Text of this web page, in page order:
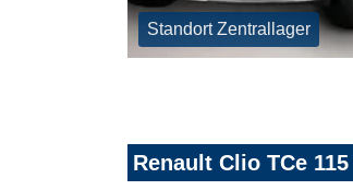
Standort Zentrallager
Renault Clio TCe